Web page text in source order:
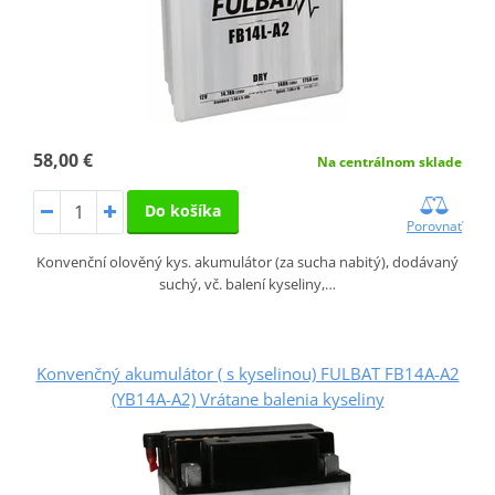
58,00 € Na centrálnom sklade
Do košíka
Porovnať
Konvenční olověný kys. akumulátor (za sucha nabitý), dodávaný
suchý, vč. balení kyseliny,…
Konvenčný akumulátor ( s kyselinou) FULBAT FB14A-A2
(YB14A-A2) Vrátane balenia kyseliny